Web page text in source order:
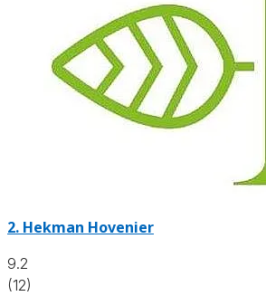
2. Hekman Hovenier
9.2
(12)